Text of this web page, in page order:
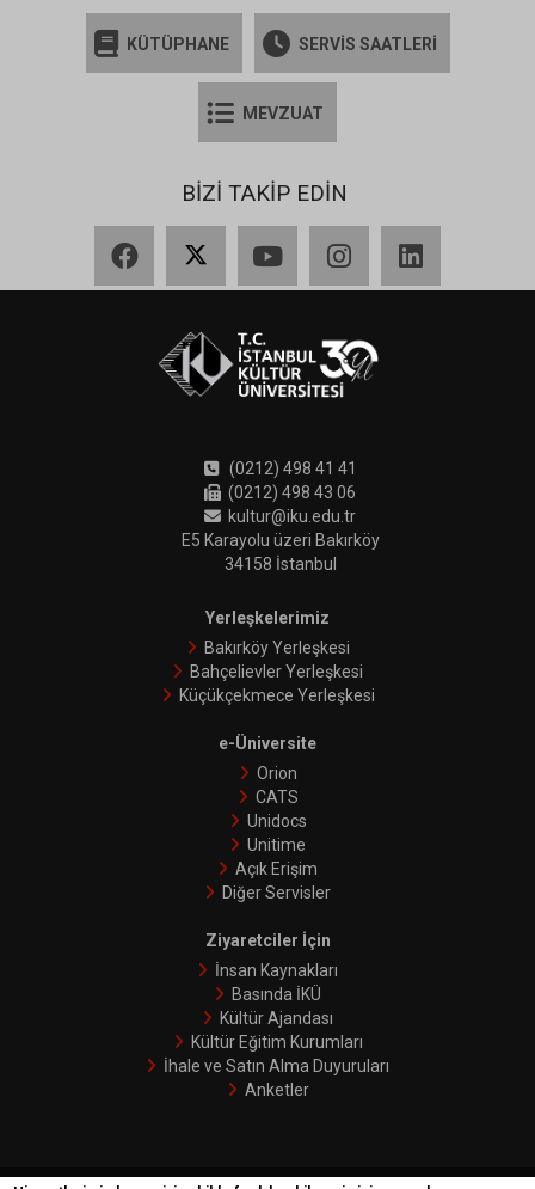
KÜTÜPHANE SERVİS SAATLERİ
MEVZUAT
BİZİ TAKİP EDİN
(0212) 498 41 41
(0212) 498 43 06
kultur@iku.edu.tr
E5 Karayolu üzeri Bakırköy
34158 İstanbul
Yerleşkelerimiz
Bakırköy Yerleşkesi
Bahçelievler Yerleşkesi
Küçükçekmece Yerleşkesi
e-Üniversite
Orion
CATS
Unidocs
Unitime
Açık Erişim
Diğer Servisler
Ziyaretciler İçin
İnsan Kaynakları
Basında İKÜ
Kültür Ajandası
Kültür Eğitim Kurumları
İhale ve Satın Alma Duyuruları
Anketler